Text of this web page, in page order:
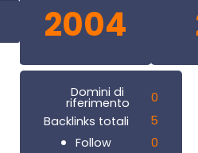
2004
Domini di
riferimento
0
Backlinks totali
5
Follow
0